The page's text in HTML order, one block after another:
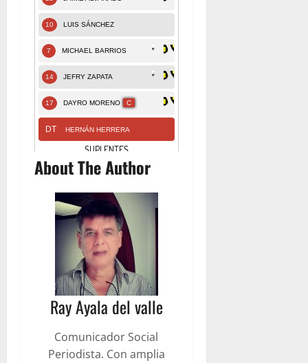
About The Author
Ray Ayala del valle
Comunicador Social
Periodista. Con amplia